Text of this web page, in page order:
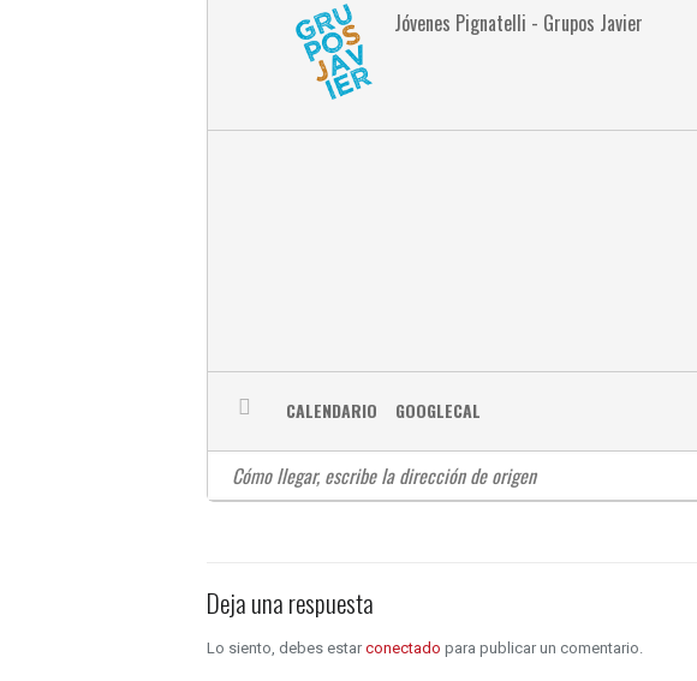
Jóvenes Pignatelli - Grupos Javier
CALENDARIO GOOGLECAL
Deja una respuesta
Lo siento, debes estar conectado para publicar un comentario.